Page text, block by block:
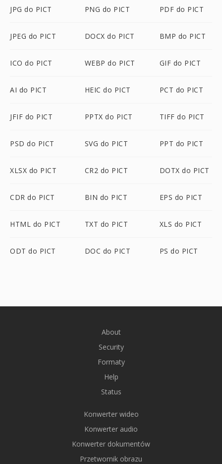
JPG do PICT PNG do PICT PDF do PICT
JPEG do PICT DOCX do PICT BMP do PICT
ICO do PICT WEBP do PICT GIF do PICT
AI do PICT HEIC do PICT PCT do PICT
JFIF do PICT PPTX do PICT TIFF do PICT
PSD do PICT SVG do PICT PPT do PICT
XLSX do PICT CR2 do PICT DOTX do PICT
CDR do PICT BIN do PICT EPS do PICT
HTML do PICT TXT do PICT XLS do PICT
ODT do PICT DOC do PICT PS do PICT
About
Security
Formaty
Help
Status
Konwerter wideo
Konwerter audio
Konwerter dokumentów
Przetwornik obrazu